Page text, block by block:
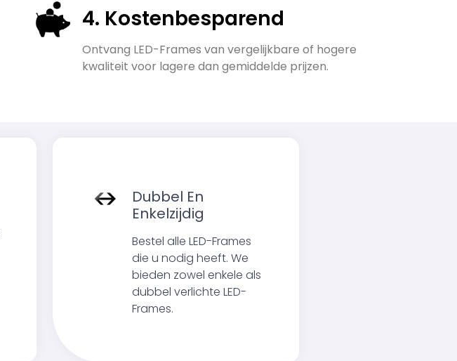
4. Kostenbesparend
Ontvang LED-Frames van vergelijkbare of hogere
kwaliteit voor lagere dan gemiddelde prijzen.
Dubbel En
Enkelzijdig
Bestel alle LED-Frames
die u nodig heeft. We
bieden zowel enkele als
dubbel verlichte LED-
Frames.